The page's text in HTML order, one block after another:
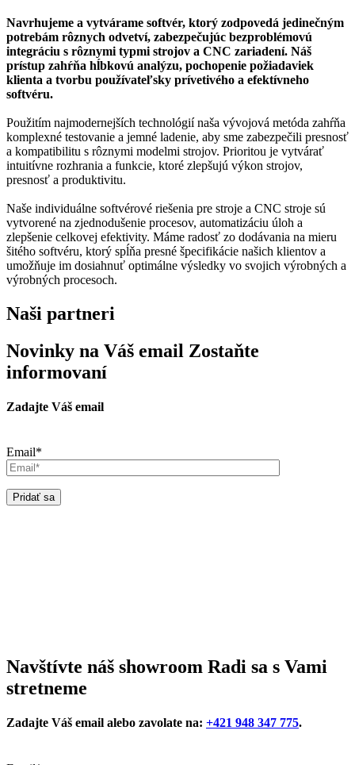
Navrhujeme a vytvárame softvér, ktorý zodpovedá jedinečným
potrebám rôznych odvetví, zabezpečujúc bezproblémovú
integráciu s rôznymi typmi strojov a CNC zariadení. Náš
prístup zahŕňa hĺbkovú analýzu, pochopenie požiadaviek
klienta a tvorbu používateľsky prívetivého a efektívneho
softvéru.
Použitím najmodernejších technológií naša vývojová metóda zahŕňa
komplexné testovanie a jemné ladenie, aby sme zabezpečili presnosť
a kompatibilitu s rôznymi modelmi strojov. Prioritou je vytvárať
intuitívne rozhrania a funkcie, ktoré zlepšujú výkon strojov,
presnosť a produktivitu.
Naše individuálne softvérové riešenia pre stroje a CNC stroje sú
vytvorené na zjednodušenie procesov, automatizáciu úloh a
zlepšenie celkovej efektivity. Máme radosť zo dodávania na mieru
šitého softvéru, ktorý spĺňa presné špecifikácie našich klientov a
umožňuje im dosiahnuť optimálne výsledky vo svojich výrobných a
výrobných procesoch.
Naši partneri
Novinky na Váš email Zostaňte
informovaní
Zadajte Váš email
Email*
Navštívte náš showroom Radi sa s Vami
stretneme
Zadajte Váš email alebo zavolate na: +421 948 347 775.